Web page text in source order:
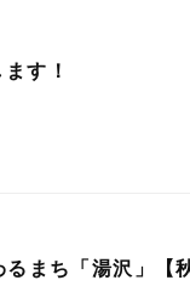
す！
るまち「湯沢」